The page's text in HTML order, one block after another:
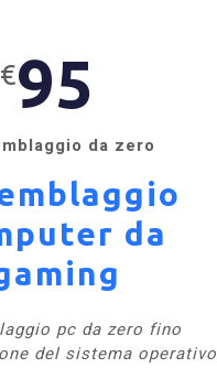
€95
da zero
da
pc da zero fino
del sistema operativo